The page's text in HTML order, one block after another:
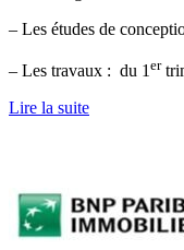
– Les études de
– Les travaux : du 1 er
Lire la suite